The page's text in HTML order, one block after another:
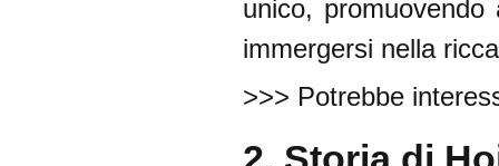
unico,
immergersi nella
>>> Potrebbe